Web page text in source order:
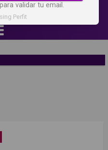
validar tu email.
Perfit